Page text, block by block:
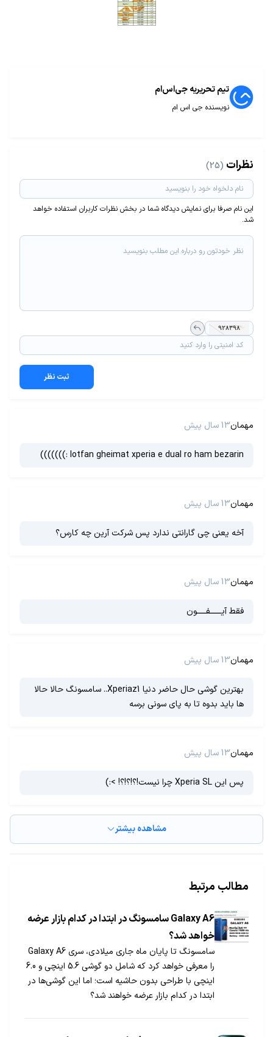
تیم تحریریه جی‌اس‌ام
نویسنده جی اس ام
نظرات (25)
این نام صرفا برای نمایش دیدگاه شما در بخش نظرات کاربران استفاده خواهد
شد.
ثبت نظر
مهمان13 سال پیش
lotfan gheimat xperia e dual ro ham bezarin :)))))))
مهمان13 سال پیش
آخه یعنی چی گارانتی ندارد پس شرکت آرین چه کارس؟
مهمان13 سال پیش
فقط آيــــــفـــــون
مهمان13 سال پیش
بهترین گوشی حال حاضر دنیا Xperiaz1.. سامسونگ حالا حالا
ها باید بدوه تا به پای سونی برسه
مهمان13 سال پیش
پس این Xperia SL چرا نیست!؟!؟!؟! >:)
مشاهده بیشتر
مطالب مرتبط
Galaxy A6 سامسونگ در ابتدا در کدام بازار عرضه
خواهد شد؟
سامسونگ تا پایان ماه جاری میلادی، سری Galaxy A6
را معرفی خواهد کرد که شامل دو گوشی 5.6 اینچی و 6.0
اینچی با طراحی بدون حاشیه است؛ اما این گوشی‌ها در
ابتدا در کدام بازار عرضه خواهند شد؟